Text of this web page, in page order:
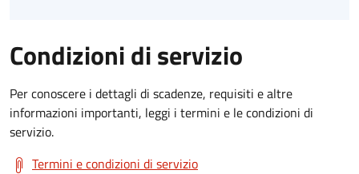
Condizioni di servizio
Per conoscere i dettagli di scadenze, requisiti e altre
informazioni importanti, leggi i termini e le condizioni di
servizio.
Termini e condizioni di servizio